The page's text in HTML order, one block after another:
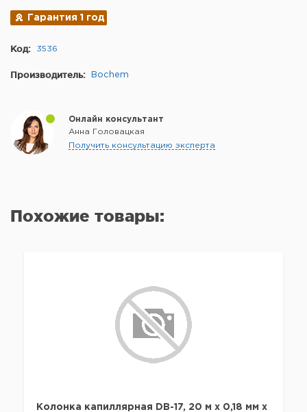
Гарантия 1 год
Код: 3536
Производитель: Bochem
Онлайн консультант
Анна Головацкая
Получить консультацию эксперта
Похожие товары:
Колонка капиллярная DB-17, 20 м x 0,18 мм х